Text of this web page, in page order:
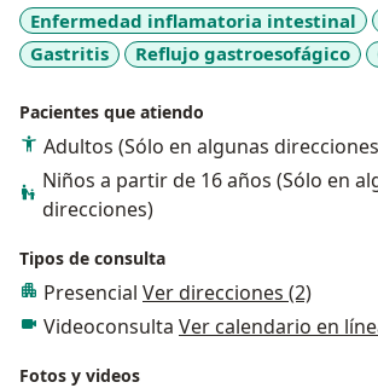
Enfermedad inflamatoria intestinal
Gastritis
Reflujo gastroesofágico
Pacientes que atiendo
Adultos (Sólo en algunas
Niños a partir de 16 años (Sólo en
direcciones)
Tipos de consulta
Presencial Ver direcciones (2)
Videoconsulta Ver calendario en
Fotos y videos